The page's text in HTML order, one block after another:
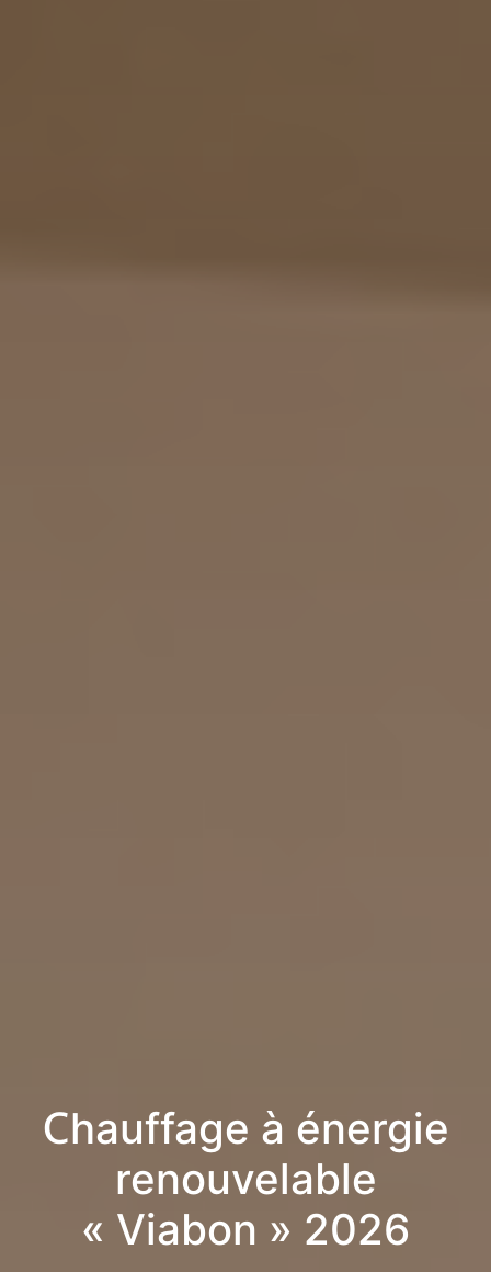
Chauffage à énergie
renouvelable
« Viabon » 2026